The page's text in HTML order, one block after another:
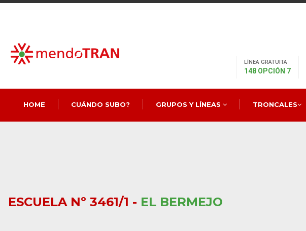
LÍNEA GRATUITA
148 OPCIÓN 7
HOME CUÁNDO SUBO? GRUPOS Y LÍNEAS TRONCALES
ESCUELA Nº 3461/1 - EL BERMEJO